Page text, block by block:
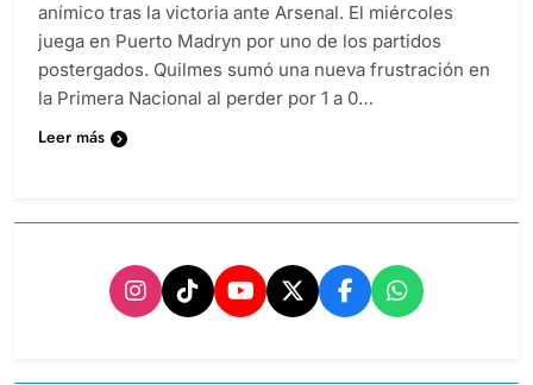
anímico tras la victoria ante Arsenal. El miércoles
juega en Puerto Madryn por uno de los partidos
postergados. Quilmes sumó una nueva frustración en
la Primera Nacional al perder por 1 a 0…
Leer más